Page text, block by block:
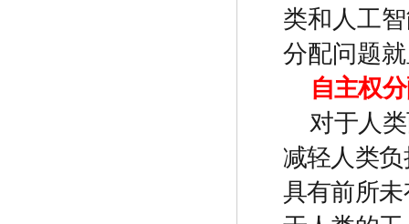
类和人工
分配问题
自主权
对于人
减轻人类
具有前所